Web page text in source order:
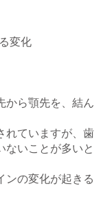
変化
から顎先を、結ん
れていますが、歯
ないことが多いと
ンの変化が起きる